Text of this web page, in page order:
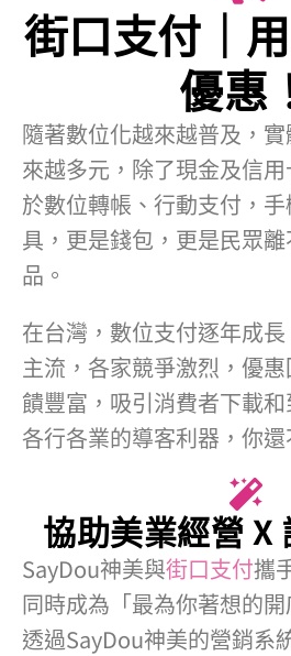
街口支付｜
優惠
隨著數位化越來越普及，
來越多元，除了現金及信
於數位轉帳、行動支付，
具，更是錢包，更是民眾
品。
在台灣，數位支付逐年成
主流，各家競爭激烈，優
饋豐富，吸引消費者下載
各行各業的導客利器，你還
協助美業經營 X
SayDou神美與街口支付攜
同時成為「最為你著想的開
透過SayDou神美的營銷系